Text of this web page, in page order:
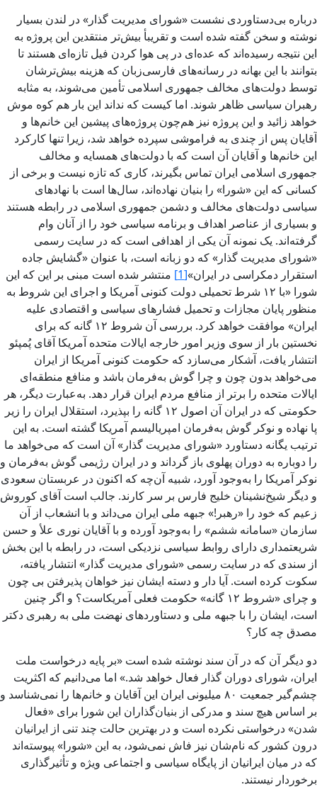
درباره بی‌دستاوردی نشست «شورای مدیریت گذار» در لندن بسیار
نوشته و سخن گفته شده است و تقریبأ بیش‌تر منتقدین این پروژه به
این نتیجه رسیده‌اند که عده‌ای در پی هوا کردن فیل تازه‌ای هستند تا
بتوانند با این بهانه در رسانه‌های فارسی‌زبان که هزینه بیش‌ترشان
توسط دولت‌های مخالف جمهوری اسلامی تأمین می‌شوند، به مثابه
رهبران سیاسی ظاهر شوند. اما کیست که نداند این بار هم کوه موش
خواهد زائید و این پروژه نیز هم‌چون پروژه‌های پیشین این خانم‌ها و
آقایان پس از چندی به فراموشی سپرده خواهد شد، زیرا تنها کارکرد
این خانم‌ها و آقایان آن است که با دولت‌های همسایه و مخالف
جمهوری اسلامی ایران تماس بگیرند، کاری که تازه نیست و برخی از
کسانی که این «شورا» را بنیان نهاده‌اند، سال‌ها است با نهادهای
سیاسی دولت‌های مخالف و دشمن جمهوری اسلامی در رابطه هستند
و بسیاری از عناصر اهداف و برنامه سیاسی خود را از آنان وام
گرفته‌اند. یک نمونه آن یکی از اهدافی است که در سایت رسمی
«شورای مدیریت گذار» که دو زبانه است، با عنوان «گشایش جاده
استقرار دمکراسی در ایران»[1]
منتشر شده است مبنی بر این که این
شورا «با ۱۲ شرط تحمیلی دولت کنونی آمریکا و اجرای این شروط به
‌منظور پایان مجازات و تحمیل فشارهای سیاسی و اقتصادی علیه
ایران» موافقت خواهد کرد. بررسی آن شروط ۱۲ گانه که برای
نخستین بار از سوی وزیر امور خارجه ایالات متحده آمریکا آقای پُمپئو
انتشار یافت، آشکار می‌سازد که حکومت کنونی آمریکا از ایران
می‌خواهد بدون چون و چرا گوش به‌فرمان باشد و منافع منطقه‌ای
ایالات متحده را برتر از منافع مردم ایران قرار دهد. به‌عبارت دیگر، هر
حکومتی که در ایران آن اصول ۱۲ گانه را بپذیرد، استقلال ایران را زیر
پا نهاده و نوکر گوش به‌فرمان امپریالیسم آمریکا گشته است. به این
ترتیب یگانه دستاورد «شورای مدیریت گذار» آن است که می‌خواهد ما
را دوباره به دوران پهلوی باز گرداند و در ایران رژیمی گوش به‌فرمان و
نوکر آمریکا را به‌وجود آورد، شبیه آن‌چه که اکنون در عربستان سعودی
و دیگر شیخ‌نشینان خلیج فارس بر سر کارند. جالب است آقای کوروش
زعیم که خود را «رهبر!» جبهه ملی ایران می‌داند و با انشعاب از آن
سازمان «سامانه ششم» را به‌وجود آورده و با آقایان نوری علأ و حسن
شریعتمداری دارای روابط سیاسی نزدیکی است، در رابطه با این بخش
از سندی که در سایت رسمی «شورای مدیریت گذار» انتشار یافته،
سکوت کرده است. آیا دار و دسته ایشان نیز خواهان پذیرفتن بی چون
و چرای «شروط ۱۲ گانه» حکومت فعلی آمریکاست؟ و اگر چنین
است، ایشان را با جبهه ملی و دستاوردهای نهضت ملی به رهبری دکتر
مصدق چه کار؟
دو دیگر آن که در آن سند نوشته شده است «بر پایه درخواست ملت
ایران، شورای دوران گذار فعال خواهد شد.» اما می‌دانیم که اکثریت
چشم‌گیر جمعیت ۸۰ میلیونی ایران این آقایان و خانم‌ها را نمی‌شناسد و
بر اساس هیچ سند و مدرکی از بنیان‌گذاران این شورا برای «فعال
شدن» درخواستی نکرده ‌است و در بهترین حالت چند تنی از ایرانیان
درون کشور که نام‌شان نیز فاش نمی‌شود، به این «شورا» پیوسته‌اند
که در میان ایرانیان از پایگاه سیاسی و اجتماعی ویژه و تأثیرگذاری
برخوردار نیستند.